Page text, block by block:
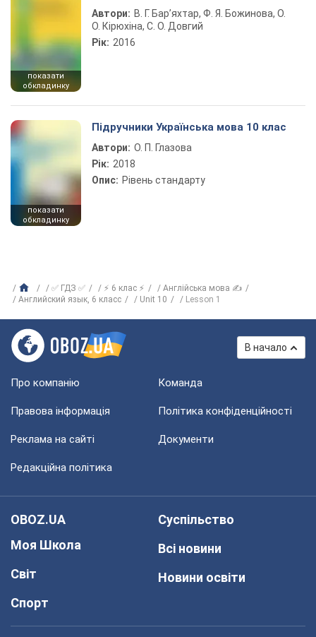
показати
обкладинку
Автори: В. Г. Бар’яхтар, Ф. Я. Божинова, О.
О. Кірюхіна, С. О. Довгий
Рік: 2016
показати
обкладинку
Підручники Українська мова 10 клас
Автори: О. П. Глазова
Рік: 2018
Опис: Рівень стандарту
✅ ГДЗ ✅ ⚡ 6 клас ⚡
Англійська мова ✍
Английский язык, 6 класс
Unit 10 Lesson 1
В начало
Про компанію Команда
Правова інформація Політика конфіденційності
Реклама на сайті Документи
Редакційна політика
OBOZ.UA
Моя Школа
Світ
Спорт
Суспільство
Всі новини
Новини освіти